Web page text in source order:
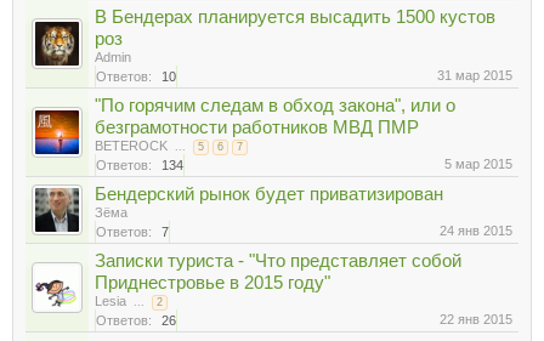
В Бендерах планируется высадить 1500 кустов
роз
Admin
Ответов:
10 31 мар 2015
"По горячим следам в обход закона", или о
безграмотности работников МВД ПМР
BETEROCK ... 5 6 7
Ответов: 134 5 мар 2015
Бендерский рынок будет приватизирован
Зёма
Ответов:
7 24 янв 2015
Записки туриста - "Что представляет собой
Приднестровье в 2015 году"
Lesia ... 2
Ответов: 26 22 янв 2015